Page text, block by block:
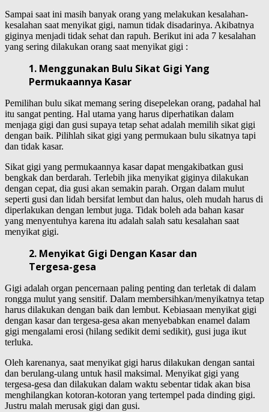
Sampai saat ini masih banyak orang yang melakukan kesalahan-
kesalahan saat menyikat gigi, namun tidak disadarinya. Akibatnya
giginya menjadi tidak sehat dan rapuh. Berikut ini ada 7 kesalahan
yang sering dilakukan orang saat menyikat gigi :
1. Menggunakan Bulu Sikat Gigi Yang
Permukaannya Kasar
Pemilihan bulu sikat memang sering disepelekan orang, padahal hal
itu sangat penting. Hal utama yang harus diperhatikan dalam
menjaga gigi dan gusi supaya tetap sehat adalah memilih sikat gigi
dengan baik. Pilihlah sikat gigi yang permukaan bulu sikatnya tapi
dan tidak kasar.
Sikat gigi yang permukaannya kasar dapat mengakibatkan gusi
bengkak dan berdarah. Terlebih jika menyikat giginya dilakukan
dengan cepat, dia gusi akan semakin parah. Organ dalam mulut
seperti gusi dan lidah bersifat lembut dan halus, oleh mudah harus di
diperlakukan dengan lembut juga. Tidak boleh ada bahan kasar
yang menyentuhya karena itu adalah salah satu kesalahan saat
menyikat gigi.
2. Menyikat Gigi Dengan Kasar dan
Tergesa-gesa
Gigi adalah organ pencernaan paling penting dan terletak di dalam
rongga mulut yang sensitif. Dalam membersihkan/menyikatnya tetap
harus dilakukan dengan baik dan lembut. Kebiasaan menyikat gigi
dengan kasar dan tergesa-gesa akan menyebabkan enamel dalam
gigi mengalami erosi (hilang sedikit demi sedikit), gusi juga ikut
terluka.
Oleh karenanya, saat menyikat gigi harus dilakukan dengan santai
dan berulang-ulang untuk hasil maksimal. Menyikat gigi yang
tergesa-gesa dan dilakukan dalam waktu sebentar tidak akan bisa
menghilangkan kotoran-kotoran yang tertempel pada dinding gigi.
Justru malah merusak gigi dan gusi.